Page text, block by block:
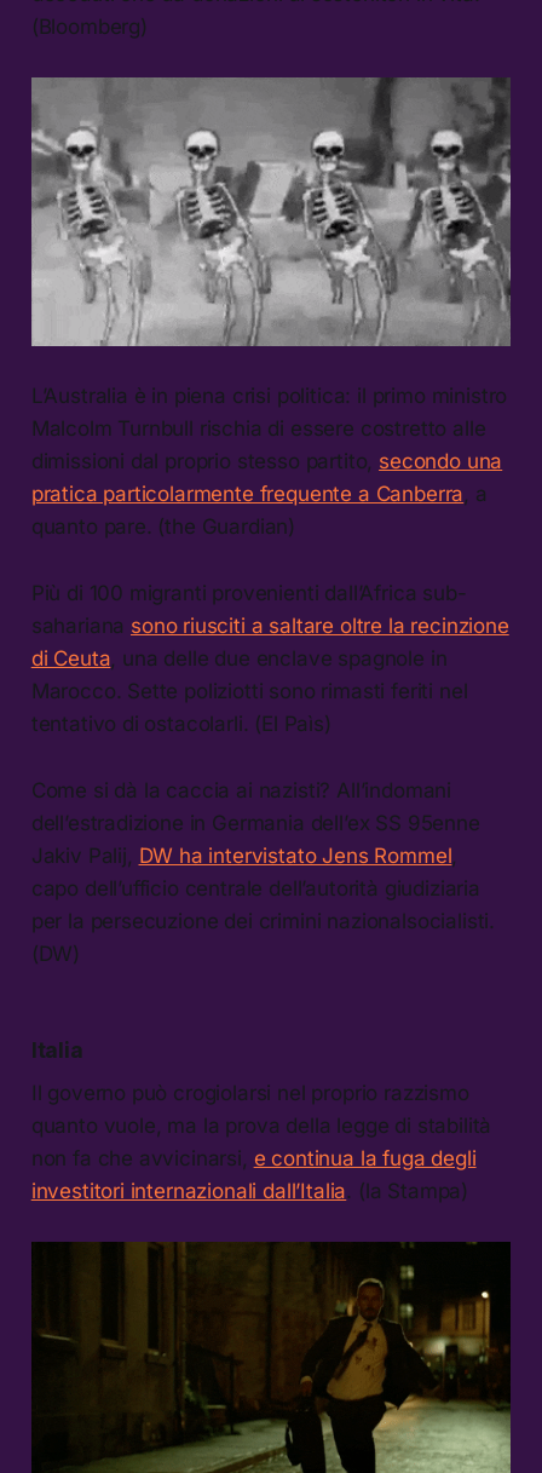
(Bloomberg)
L’Australia è in piena crisi politica: il primo ministro
Malcolm Turnbull rischia di essere costretto alle
dimissioni dal proprio stesso partito, secondo una
pratica particolarmente frequente a Canberra, a
quanto pare. (the Guardian)
Più di 100 migranti provenienti dall’Africa sub-
sahariana sono riusciti a saltare oltre la recinzione
di Ceuta, una delle due enclave spagnole in
Marocco. Sette poliziotti sono rimasti feriti nel
tentativo di ostacolarli. (El Paìs)
Come si dà la caccia ai nazisti? All’indomani
dell’estradizione in Germania dell’ex SS 95enne
Jakiv Palij, DW ha intervistato Jens Rommel,
capo dell’ufficio centrale dell’autorità giudiziaria
per la persecuzione dei crimini nazionalsocialisti.
(DW)
Italia
Il governo può crogiolarsi nel proprio razzismo
quanto vuole, ma la prova della legge di stabilità
non fa che avvicinarsi, e continua la fuga degli
investitori internazionali dall’Italia. (la Stampa)